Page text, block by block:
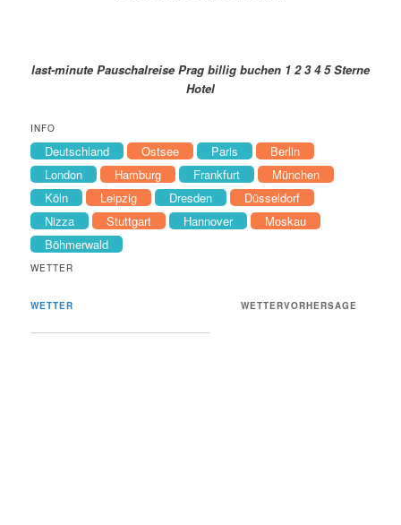
last-minute Pauschalreise Prag billig buchen 1 2 3 4 5 Sterne
Hotel
INFO
Deutschland Ostsee Paris
Berlin
London
Hamburg Frankfurt
München
Köln
Leipzig Dresden
Düsseldorf
Nizza
Stuttgart Hannover
Moskau
Böhmerwald
WETTER
WETTER WETTERVORHERSAGE